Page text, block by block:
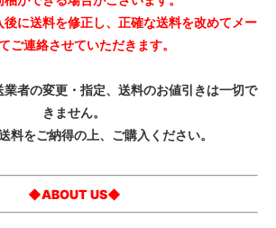
後に送料を修正し、正確な送料を改めてメー
ご連絡させていただきます。
者の変更・指定、送料のお値引きは一切で
きません。
料をご納得の上、ご購入ください。
◆ABOUT US◆